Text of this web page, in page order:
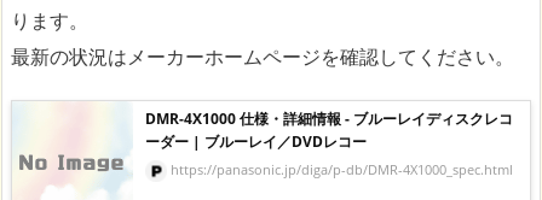
ります。
最新の状況はメーカーホームページを確認してください。
DMR-4X1000 仕様・詳細情報 - ブルーレイディスクレコ
ーダー | ブルーレイ／DVDレコー
https://panasonic.jp/diga/p-db/DMR-4X1000_spec.html